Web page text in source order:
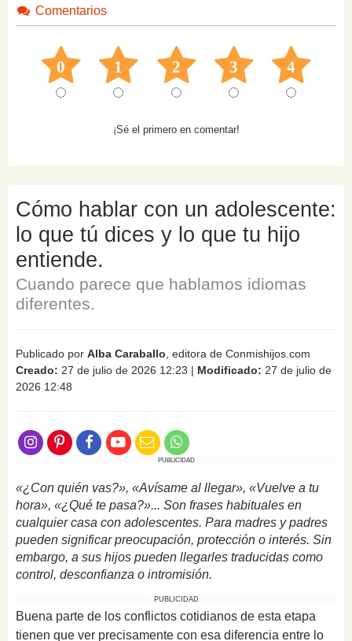
Comentarios
0 1 2 3 4
¡Sé el primero en comentar!
Cómo hablar con un adolescente:
lo que tú dices y lo que tu hijo
entiende.
Cuando parece que hablamos idiomas
diferentes.
Publicado por Alba Caraballo , editora de Conmishijos.com
Creado: 27 de julio de 2026 12:23 | Modificado: 27 de julio de
2026 12:48
PUBLICIDAD
«¿Con quién vas?», «Avísame al llegar», «Vuelve a tu
hora», «¿Qué te pasa?»... Son frases habituales en
cualquier casa con adolescentes. Para madres y padres
pueden significar preocupación, protección o interés. Sin
embargo, a sus hijos pueden llegarles traducidas como
control, desconfianza o intromisión.
PUBLICIDAD
Buena parte de los conflictos cotidianos de esta etapa
tienen que ver precisamente con esa diferencia entre lo